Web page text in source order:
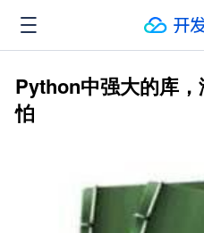
Python中强大的库
怕